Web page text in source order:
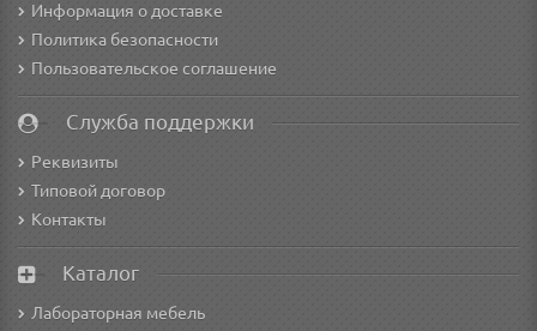
Информация о доставке
Политика безопасности
Пользовательское соглашение
Служба поддержки
Реквизиты
Типовой договор
Контакты
Каталог
Лабораторная мебель